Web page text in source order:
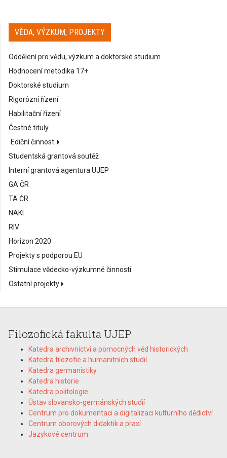
VĚDA, VÝZKUM, PROJEKTY
Oddělení pro vědu, výzkum a doktorské studium
Hodnocení metodika 17+
Doktorské studium
Rigorózní řízení
Habilitační řízení
Čestné tituly
Ediční činnost
Studentská grantová soutěž
Interní grantová agentura UJEP
GA ČR
TA ČR
NAKI
RIV
Horizon 2020
Projekty s podporou EU
Stimulace vědecko-výzkumné činnosti
Ostatní projekty
Filozofická fakulta UJEP
Katedra archivnictví a pomocných věd historických
Katedra filozofie a humanitních studií
Katedra germanistiky
Katedra historie
Katedra politologie
Ústav slovansko-germánských studií
Centrum pro dokumentaci a digitalizaci kulturního dědictví
Centrum oborových didaktik a praxí
Jazykové centrum